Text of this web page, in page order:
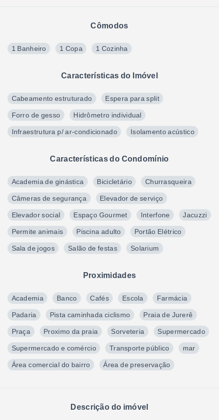
Cômodos
1 Banheiro 1 Copa 1 Cozinha
Características do Imóvel
Cabeamento estruturado Espera para split
Forro de gesso Hidrômetro individual
Infraestrutura p/ ar-condicionado Isolamento acústico
Características do Condomínio
Academia de ginástica Bicicletário Churrasqueira
Câmeras de segurança Elevador de serviço
Elevador social Espaço Gourmet Interfone Jacuzzi
Permite animais Piscina adulto Portão Elétrico
Sala de jogos Salão de festas Solarium
Proximidades
Academia Banco Cafés Escola Farmácia
Padaria Pista caminhada ciclismo Praia de Jurerê
Praça Proximo da praia Sorveteria Supermercado
Supermercado e comércio Transporte público mar
Área comercial do bairro Área de preservação
Descrição do imóvel